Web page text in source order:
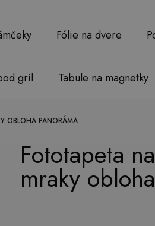
Fólie na dvere
gril Tabule na magnetky
OBLOHA PANORÁMA
Fototapeta
mraky